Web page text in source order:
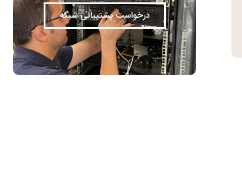
درخواست پشتیبانی شبکه